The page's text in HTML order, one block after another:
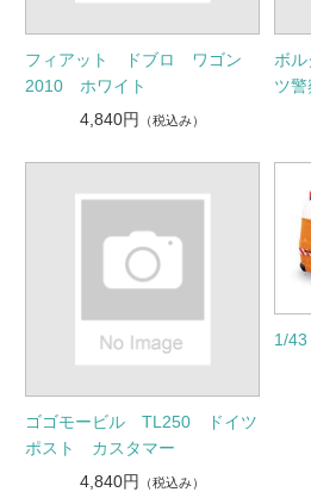
フィアット ドブロ ワゴン
2010 ホワイト
4,840円
（税込み）
ボ
ツ警
ゴゴモービル TL250 ドイツ
ポスト カスタマー
4,840円
（税込み）
1/